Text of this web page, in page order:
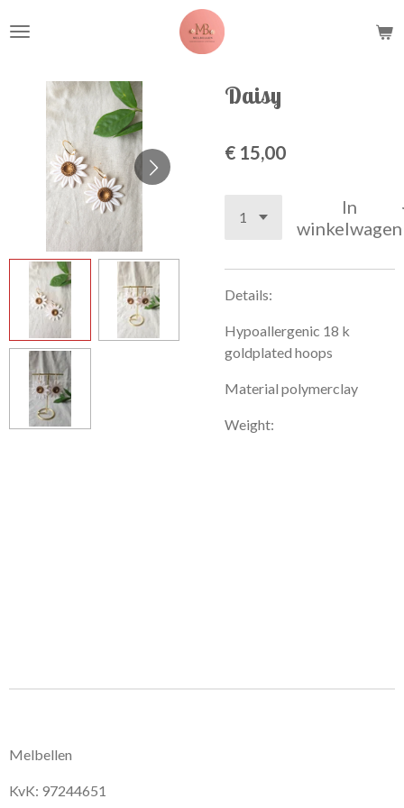
direct
Daisy
€ 15,00
In
winkelwagen
Details:
Hypoallergenic 18 k
goldplated hoops
Material polymerclay
Weight:
Melbellen
KvK: 97244651